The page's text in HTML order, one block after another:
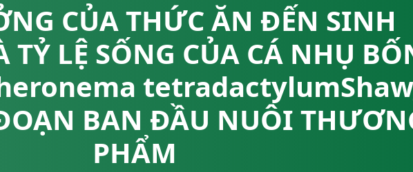
CỦA THỨC ĂN ĐẾN SINH
TỶ LỆ SỐNG CỦA CÁ NHỤ
BAN ĐẦU NUÔI
PHẨM